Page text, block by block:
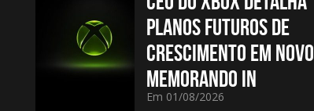
PLANOS FUTUROS DE
CRESCIMENTO EM NOVO
MEMORANDO IN
Em 01/08/2026